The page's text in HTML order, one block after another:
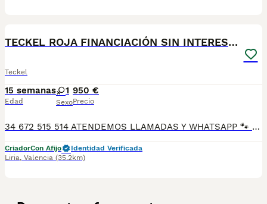
TECKEL ROJA FINANCIACIÓN SIN INTERESES!
Teckel
15 semanas
Edad
1
Sexo
950 €
Precio
34 672 515 514 ATENDEMOS LLAMADAS Y WHATSAPP 🐾 En Tutty Pets Love trabajamos con pasión y responsabilidad para ofrecerte compañeros de vida sanos, equilibrados y con todas las garantías. Te garantizamos: ✅ Vacunas correspondientes a su edad. ✅ Cartilla veterinaria. ✅ Desparasitación interna y externa. ✅ Pasaporte y microchip. ✅ Garantías víricas y congénitas. ✅ Contrato de compraventa sellado por la empresa. ✅ Envíos a toda la península (según kilometraje). ✅ Financiación a medida de 6 a 48 meses, con y sin intereses. 💕 Listo para encontrar una familia que le quiera para toda la vida. 📩 Solicita más información sin compromiso. 🐶 Tutty Pets love ,donde nacen grandes compañeros. 34 672 515 514 ATENDEMOS LLAMADAS Y WHATSAPP 🐾
CriadorCon Afijo
Identidad Verificada
Liria, Valencia (35.2km)